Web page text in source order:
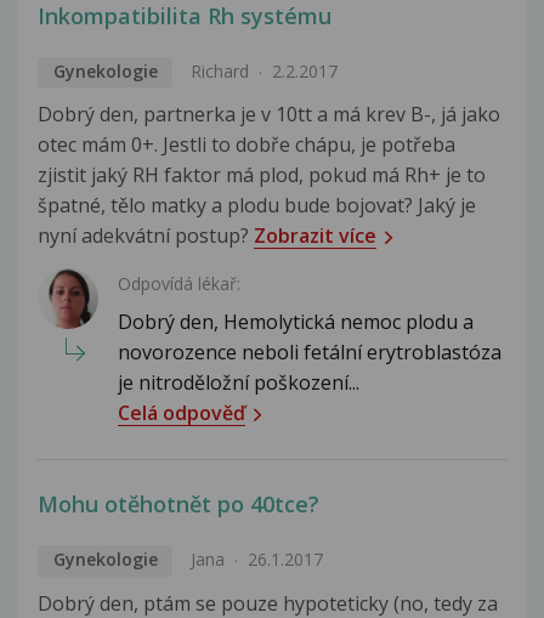
Inkompatibilita Rh systému
Gynekologie Richard 2.2.2017
Dobrý den, partnerka je v 10tt a má krev B-, já jako
otec mám 0+. Jestli to dobře chápu, je potřeba
zjistit jaký RH faktor má plod, pokud má Rh+ je to
špatné, tělo matky a plodu bude bojovat? Jaký je
nyní adekvátní postup? Zobrazit více
Odpovídá lékař:
Dobrý den, Hemolytická nemoc plodu a
novorozence neboli fetální erytroblastóza
je nitroděložní poškození...
Celá odpověď
Mohu otěhotnět po 40tce?
Gynekologie Jana 26.1.2017
Dobrý den, ptám se pouze hypoteticky (no, tedy za